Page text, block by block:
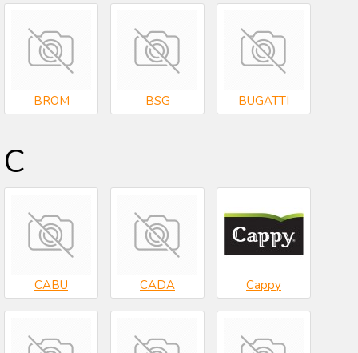
BROM BSG BUGATTI
C
CABU CADA Cappy